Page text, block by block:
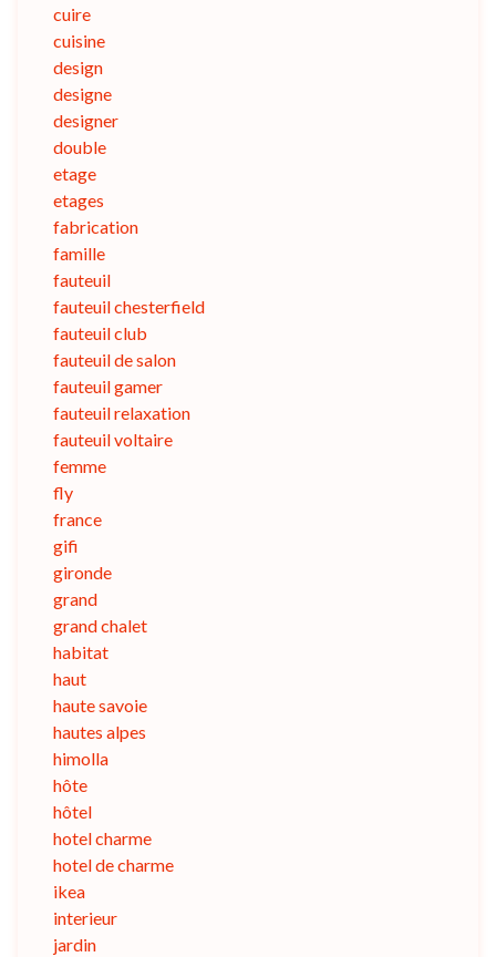
cuire
cuisine
design
designe
designer
double
etage
etages
fabrication
famille
fauteuil
fauteuil chesterfield
fauteuil club
fauteuil de salon
fauteuil gamer
fauteuil relaxation
fauteuil voltaire
femme
fly
france
gifi
gironde
grand
grand chalet
habitat
haut
haute savoie
hautes alpes
himolla
hôte
hôtel
hotel charme
hotel de charme
ikea
interieur
jardin